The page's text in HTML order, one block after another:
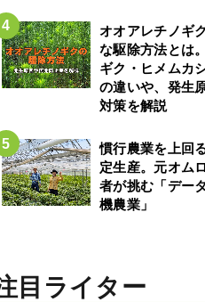
オオアレチノギ
な駆除方法とは
ギク・ヒメムカ
の違いや、発生
対策を解説
慣行農業を上回
定生産。元オム
者が挑む「デー
機農業」
目ライター